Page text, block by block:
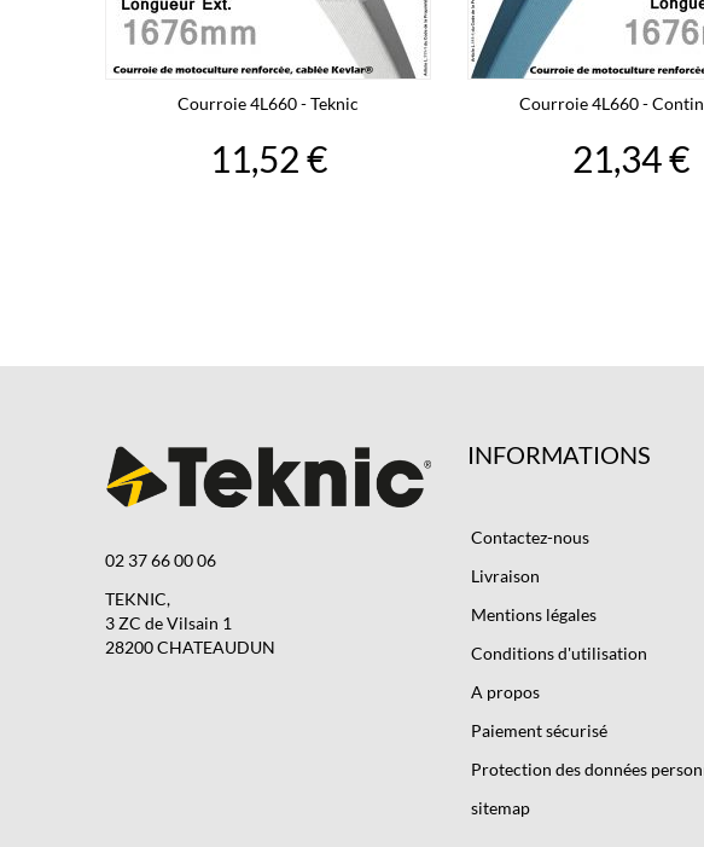
Courroie 4L660 - Teknic
11,52 €
Courroie 4L660 -
21,34 €
02 37 66 00 06
TEKNIC,
3 ZC de Vilsain 1
28200 CHATEAUDUN
INFORMATIONS
Contactez-nous
Livraison
Mentions légales
Conditions d'utilisation
A propos
Paiement sécurisé
Protection des données
sitemap